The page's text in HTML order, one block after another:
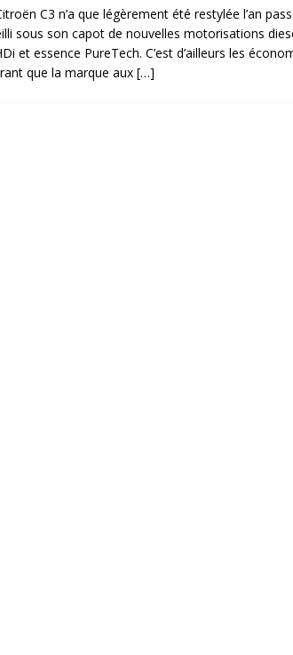
C3 n’a que légèrement été restylée l’an
sous son capot de nouvelles motorisations
et essence PureTech. C’est d’ailleurs les
que la marque aux […]